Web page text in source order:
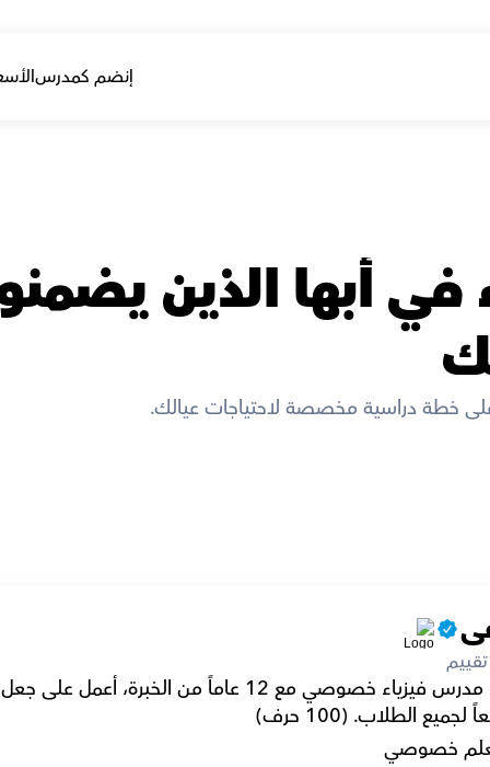
خطة دراسية مخصصة لاحتياجات عيالك.
تقييم
الطلاب. (100 حرف)
خصوصي
إنضم كمدرس